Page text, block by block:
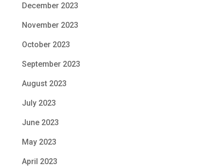
December 2023
November 2023
October 2023
September 2023
August 2023
July 2023
June 2023
May 2023
April 2023